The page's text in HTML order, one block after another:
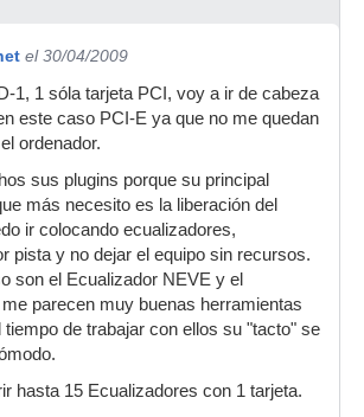
el 30/04/2009
1, 1 sóla tarjeta PCI, voy a ir de cabeza
este caso PCI-E ya que no me quedan
ordenador.
sus plugins porque su principal
más necesito es la liberación del
ir colocando ecualizadores,
pista y no dejar el equipo sin recursos.
son el Ecualizador NEVE y el
parecen muy buenas herramientas
tiempo de trabajar con ellos su "tacto" se
hasta 15 Ecualizadores con 1 tarjeta.